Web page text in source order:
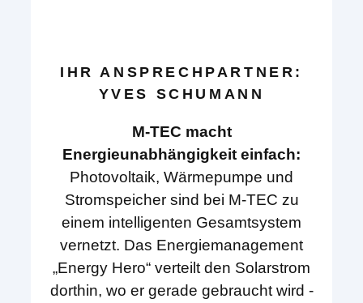
IHR ANSPRECHPARTNER:
YVES SCHUMANN
M-TEC macht
Energieunabhängigkeit einfach:
Photovoltaik, Wärmepumpe und
Stromspeicher sind bei M-TEC zu
einem intelligenten Gesamtsystem
vernetzt. Das Energiemanagement
„Energy Hero“ verteilt den Solarstrom
dorthin, wo er gerade gebraucht wird -